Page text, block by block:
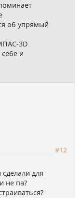
об упрямый
3D
и
#12
для
не па?